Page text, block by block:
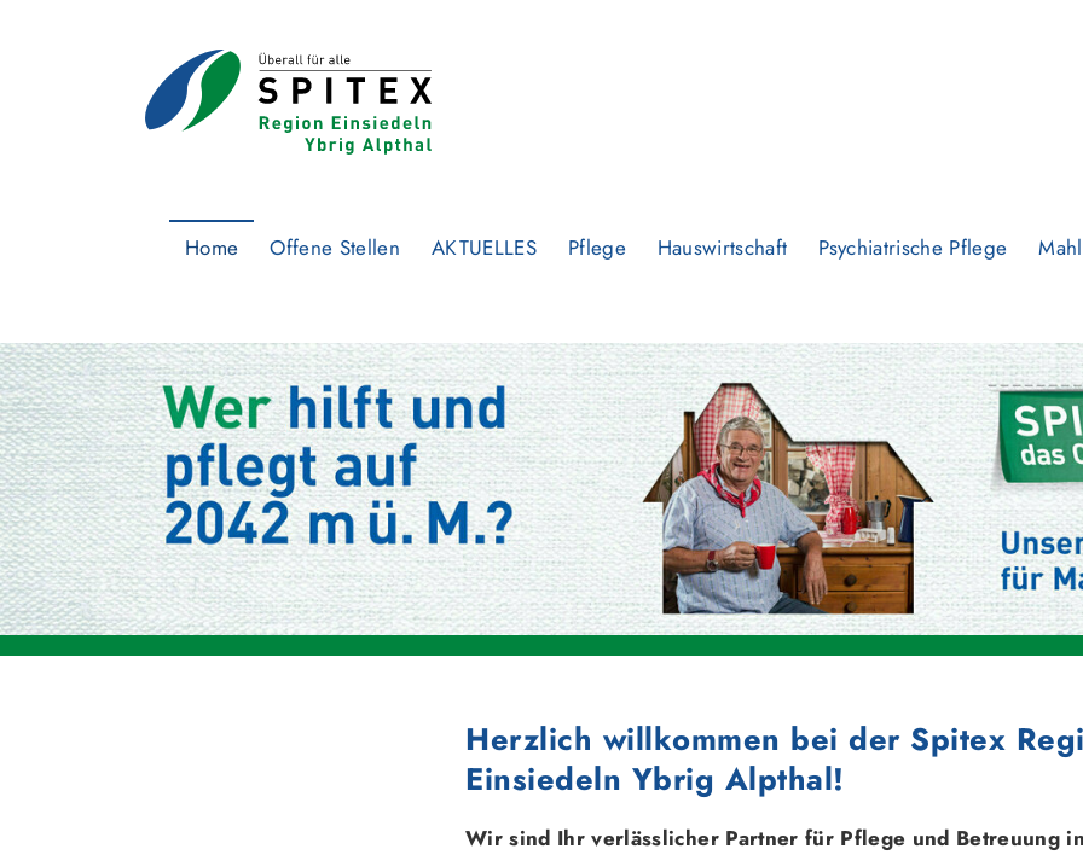
Home Offene Stellen AKTUELLES Pflege Hauswirtschaft Psychiatrische Pflege
Herzlich willkommen bei der Spitex
Einsiedeln Ybrig Alpthal!
Wir sind Ihr verlässlicher Partner für Pflege und Betreuung